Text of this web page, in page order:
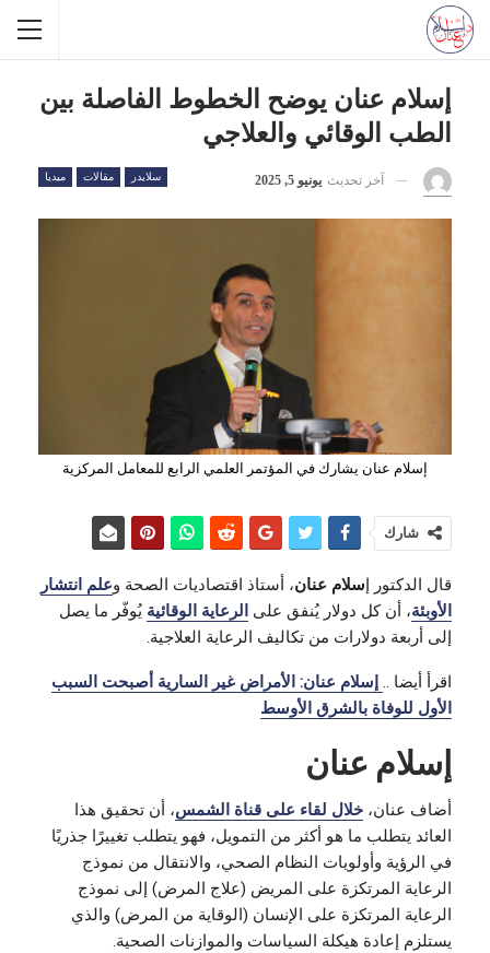
إسلام عنان يوضح الخطوط الفاصلة بين
الطب الوقائي والعلاجي
سلايدر مقالات ميديا آخر تحديث يونيو 5, 2025
إسلام عنان يشارك في المؤتمر العلمي الرابع للمعامل المركزية
شارك
قال الدكتور إ سلام عنان، أستاذ اقتصاديات الصحة وعلم انتشار
الأوبئة، أن كل دولار يُنفق على الرعاية الوقائية يُوفّر ما يصل
إلى أربعة دولارات من تكاليف الرعاية العلاجية.
اقرأ أيضا .. إسلام عنان: الأمراض غير السارية أصبحت السبب
الأول للوفاة بالشرق الأوسط
إسلام عنان
أضاف عنان، خلال لقاء على قناة الشمس، أن تحقيق هذا
العائد يتطلب ما هو أكثر من التمويل، فهو يتطلب تغييرًا جذريًا
في الرؤية وأولويات النظام الصحي، والانتقال من نموذج
الرعاية المرتكزة على المريض (علاج المرض) إلى نموذج
الرعاية المرتكزة على الإنسان (الوقاية من المرض) والذي
يستلزم إعادة هيكلة السياسات والموازنات الصحية.